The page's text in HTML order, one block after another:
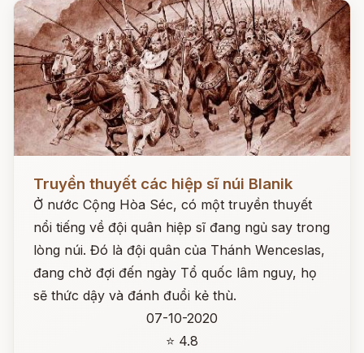
Đọc ngay
Truyền thuyết các hiệp sĩ núi Blanik
Ở nước Cộng Hòa Séc, có một truyền thuyết
nổi tiếng về đội quân hiệp sĩ đang ngủ say trong
lòng núi. Đó là đội quân của Thánh Wenceslas,
đang chờ đợi đến ngày Tổ quốc lâm nguy, họ
sẽ thức dậy và đánh đuổi kẻ thù.
07-10-2020
⭐ 4.8